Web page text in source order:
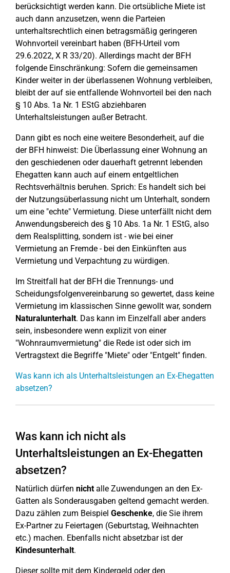
berücksichtigt werden kann. Die ortsübliche Miete ist
auch dann anzusetzen, wenn die Parteien
unterhaltsrechtlich einen betragsmäßig geringeren
Wohnvorteil vereinbart haben (BFH-Urteil vom
29.6.2022, X R 33/20). Allerdings macht der BFH
folgende Einschränkung: Sofern die gemeinsamen
Kinder weiter in der überlassenen Wohnung verbleiben,
bleibt der auf sie entfallende Wohnvorteil bei den nach
§ 10 Abs. 1a Nr. 1 EStG abziehbaren
Unterhaltsleistungen außer Betracht.
Dann gibt es noch eine weitere Besonderheit, auf die
der BFH hinweist: Die Überlassung einer Wohnung an
den geschiedenen oder dauerhaft getrennt lebenden
Ehegatten kann auch auf einem entgeltlichen
Rechtsverhältnis beruhen. Sprich: Es handelt sich bei
der Nutzungsüberlassung nicht um Unterhalt, sondern
um eine "echte" Vermietung. Diese unterfällt nicht dem
Anwendungsbereich des § 10 Abs. 1a Nr. 1 EStG, also
dem Realsplitting, sondern ist - wie bei einer
Vermietung an Fremde - bei den Einkünften aus
Vermietung und Verpachtung zu würdigen.
Im Streitfall hat der BFH die Trennungs- und
Scheidungsfolgenvereinbarung so gewertet, dass keine
Vermietung im klassischen Sinne gewollt war, sondern
Naturalunterhalt. Das kann im Einzelfall aber anders
sein, insbesondere wenn explizit von einer
"Wohnraumvermietung" die Rede ist oder sich im
Vertragstext die Begriffe "Miete" oder "Entgelt" finden.
Was kann ich als Unterhaltsleistungen an Ex-Ehegatten
absetzen?
Was kann ich nicht als
Unterhaltsleistungen an Ex-Ehegatten
absetzen?
Natürlich dürfen nichtalle Zuwendungen an den Ex-
Gatten als Sonderausgaben geltend gemacht werden.
Dazu zählen zum Beispiel Geschenke, die Sie ihrem
Ex-Partner zu Feiertagen (Geburtstag, Weihnachten
etc.) machen. Ebenfalls nicht absetzbar ist der
Kindesunterhalt.
Dieser sollte mit dem Kindergeld oder den